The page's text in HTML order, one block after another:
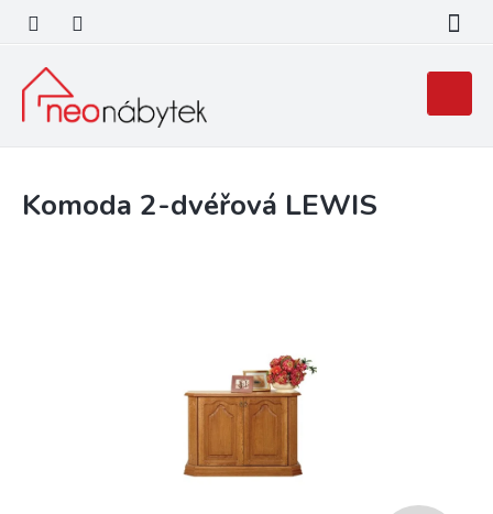
obsah
košík
Komoda 2-dvéřová LEWIS